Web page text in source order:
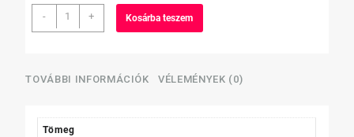
-
Commerce
foly.
L-
+ Kosárba teszem
TOVÁBBI INFORMÁCIÓK VÉLEMÉNYEK (0)
Tömeg